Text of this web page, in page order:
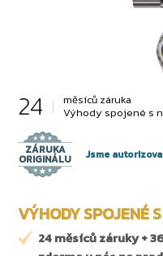
24
měsíců záruka
Výhody spojené s
ZÁRUKA
ORIGINÁLU Jsme
VÝHODY SPOJENÉ
24 měsíců záruky +